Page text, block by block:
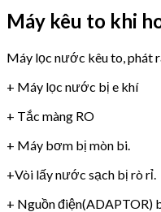
Máy kêu to khi
Máy lọc nước kêu to, phát
+ Máy lọc nước bị e khí
+ Tắc màng RO
+ Máy bơm bị mòn bi.
+Vòi lấy nước sạch bị rò rỉ.
+ Nguồn điện(ADAPTOR)